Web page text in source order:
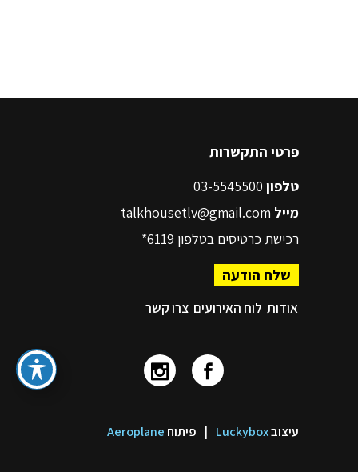
פרטי התקשרות
טלפון
מייל talkhousetlv@gmail.com
רכישת כרטיסים בטלפון 6119*
שלח הודעה
אודות לוח האירועים צרו קשר
עיצובLuckybox
| פיתוח Aeroplane